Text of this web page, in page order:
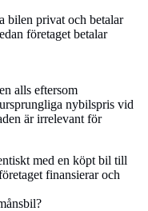
bilen privat och betalar
företaget betalar
alls eftersom
nybilspris vid
är irrelevant för
med en köpt bil till
finansierar och